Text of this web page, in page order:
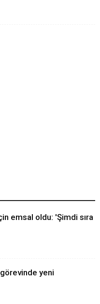
emsal oldu: 'Şimdi sıra
yeni